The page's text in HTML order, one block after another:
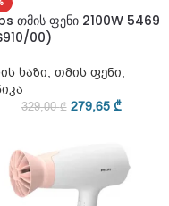
თმის ფენი 2100W 5469
00)
ხაზი, თმის ფენი,
329,00₾ 279,65 ₾